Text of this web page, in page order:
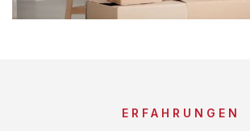
ERFAHRUNGEN